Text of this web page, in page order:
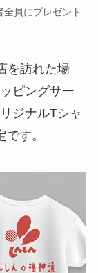
員にプレゼント
を訪れた場
ピングサー
ジナルTシャ
す。